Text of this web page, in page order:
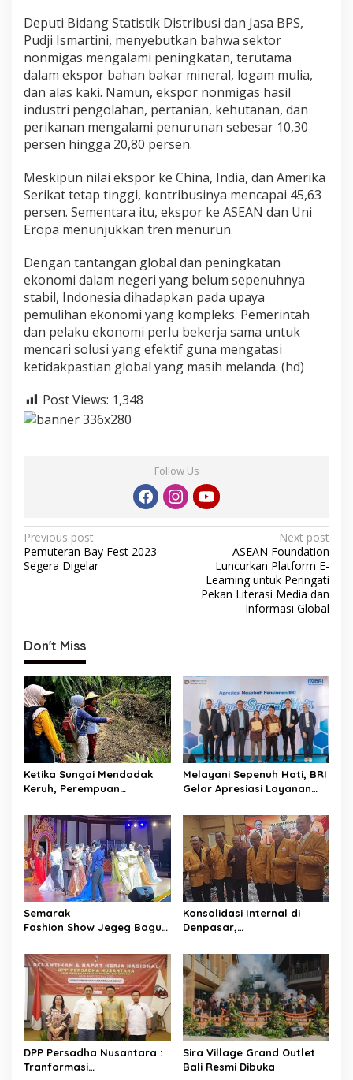
Deputi Bidang Statistik Distribusi dan Jasa BPS,
Pudji Ismartini, menyebutkan bahwa sektor
nonmigas mengalami peningkatan, terutama
dalam ekspor bahan bakar mineral, logam mulia,
dan alas kaki. Namun, ekspor nonmigas hasil
industri pengolahan, pertanian, kehutanan, dan
perikanan mengalami penurunan sebesar 10,30
persen hingga 20,80 persen.
Meskipun nilai ekspor ke China, India, dan Amerika
Serikat tetap tinggi, kontribusinya mencapai 45,63
persen. Sementara itu, ekspor ke ASEAN dan Uni
Eropa menunjukkan tren menurun.
Dengan tantangan global dan peningkatan
ekonomi dalam negeri yang belum sepenuhnya
stabil, Indonesia dihadapkan pada upaya
pemulihan ekonomi yang kompleks. Pemerintah
dan pelaku ekonomi perlu bekerja sama untuk
mencari solusi yang efektif guna mengatasi
ketidakpastian global yang masih melanda. (hd)
Post Views: 1,348
Follow Us
P
o
a
v
i
g
a
t
i
n
Previous post
Pemuteran Bay Fest 2023
Segera Digelar
Next post
ASEAN Foundation
Luncurkan Platform E-
Learning untuk Peringati
Pekan Literasi Media dan
Informasi Global
Don't Miss
Ketika Sungai Mendadak
Keruh, Perempuan
Hutan
Adat Mereka Terancam
Melayani Sepenuh Hati, BRI
Gelar Apresiasi Layanan
untuk Perkuat Pengalaman
Nasabah
Semarak
Fashion Show Jegeg Bagus
Pamerkan Karakter
dan Penguasaan catwalk
Konsolidasi Internal di
Denpasar,
PAC untuk Verifikasi KPU
DPP Persadha Nusantara :
Tranformasi
Sira Village Grand Outlet
Bali Resmi Dibuka